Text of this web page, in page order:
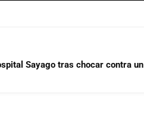
Sayago tras chocar contra un